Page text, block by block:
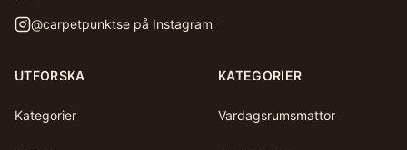
@carpetpunktse på Instagram
UTFORSKA
Kategorier
KATEGORIER
Vardagsrumsmattor